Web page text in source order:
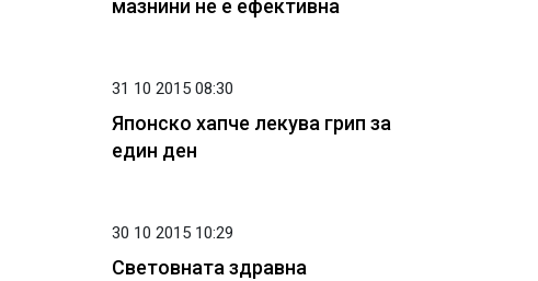
мазнини не е ефективна
31 10 2015 08:30
Японско хапче лекува грип за
един ден
30 10 2015 10:29
Световната здравна